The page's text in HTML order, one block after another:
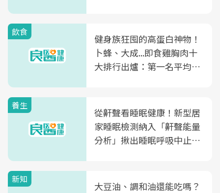
飲食
健身族狂囤的高蛋白神物！
卜蜂、大成...即食雞胸肉十
大排行出爐：第一名平均一
養生
從鼾聲看睡眠健康！新型居
家睡眠檢測納入「鼾聲能量
分析」揪出睡眠呼吸中止症
新知
大豆油、調和油還能吃嗎？